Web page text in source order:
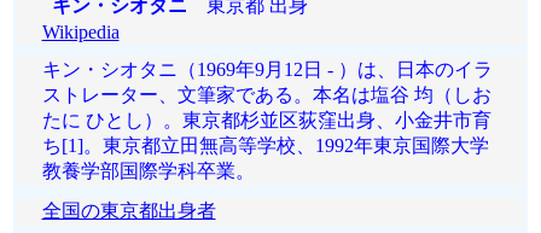
キン・シオタニ 東京都 出身
Wikipedia
キン・シオタニ（1969年9月12日 - ）は、日本のイラ
ストレーター、文筆家である。本名は塩谷 均（しお
たに ひとし）。東京都杉並区荻窪出身、小金井市育
ち[1]。東京都立田無高等学校、1992年東京国際大学
教養学部国際学科卒業。
全国の東京都出身者